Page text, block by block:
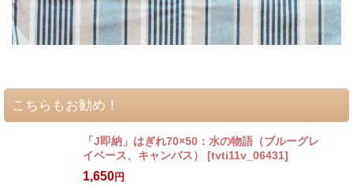
こちらもお勧め！
「J即納」はぎれ70×50：水の物語（ブルーグレ
イベース、キャンバス）
[tvti11v_06431]
1,650円